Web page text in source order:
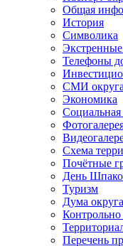
Общая
История
Символика
Телефоны
СМИ округа
Экономика
Социальная
Схема
Почётные
День
Туризм
Дума округа
Перечень